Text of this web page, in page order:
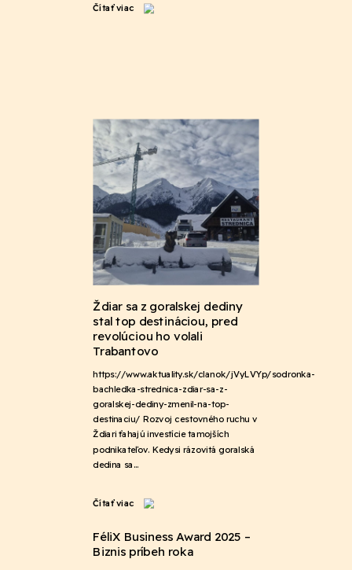
Čítať viac
Ždiar sa z goralskej dediny
stal top destináciou, pred
revolúciou ho volali
Trabantovo
https://www.aktuality.sk/clanok/jVyLVYp/sodronka-
bachledka-strednica-zdiar-sa-z-
goralskej-dediny-zmenil-na-top-
destinaciu/ Rozvoj cestovného ruchu v
Ždiari ťahajú investície tamojších
podnikateľov. Kedysi rázovitá goralská
dedina sa…
Čítať viac
FéliX Business Award 2025 –
Biznis príbeh roka